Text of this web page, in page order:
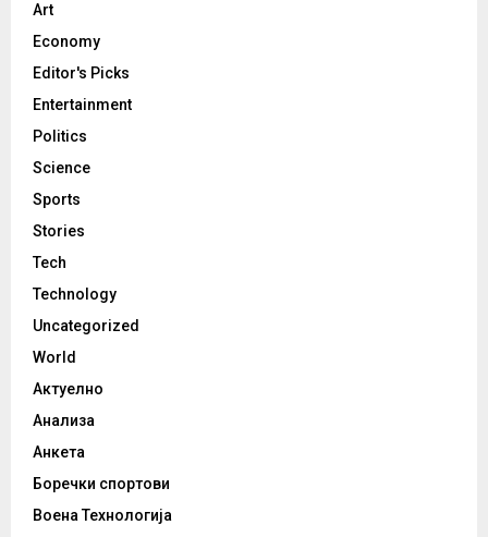
Art
Economy
Editor's Picks
Entertainment
Politics
Science
Sports
Stories
Tech
Technology
Uncategorized
World
Актуелно
Анализа
Анкета
Боречки спортови
Воена Технологија